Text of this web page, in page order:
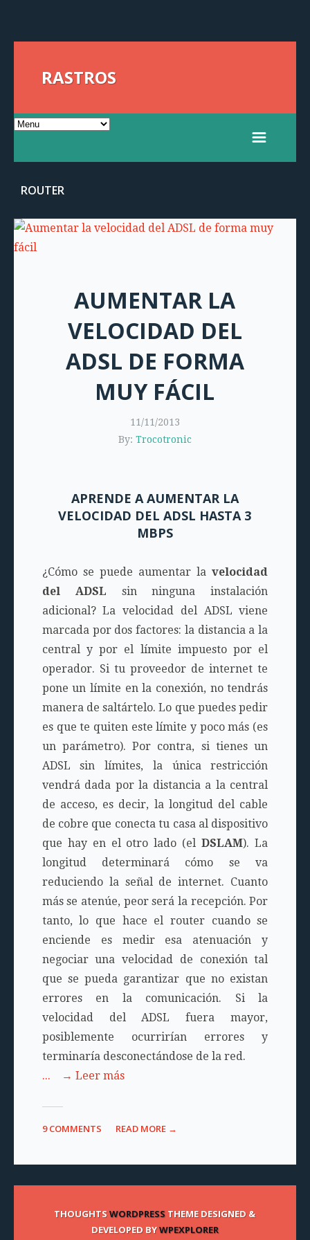
RASTROS
ROUTER
AUMENTAR LA
VELOCIDAD DEL
ADSL DE FORMA
MUY FÁCIL
11/11/2013
By: Trocotronic
APRENDE A AUMENTAR LA
VELOCIDAD DEL ADSL HASTA 3
MBPS
¿Cómo se puede aumentar la velocidad
del ADSL sin ninguna instalación
adicional? La velocidad del ADSL viene
marcada por dos factores: la distancia a la
central y por el límite impuesto por el
operador. Si tu proveedor de internet te
pone un límite en la conexión, no tendrás
manera de saltártelo. Lo que puedes pedir
es que te quiten este límite y poco más (es
un parámetro). Por contra, si tienes un
ADSL sin límites, la única restricción
vendrá dada por la distancia a la central
de acceso, es decir, la longitud del cable
de cobre que conecta tu casa al dispositivo
que hay en el otro lado (elDSLAM). La
longitud determinará cómo se va
reduciendo la señal de internet. Cuanto
más se atenúe, peor será la recepción. Por
tanto, lo que hace el router cuando se
enciende es medir esa atenuación y
negociar una velocidad de conexión tal
que se pueda garantizar que no existan
errores en la comunicación. Si la
velocidad del ADSL fuera mayor,
posiblemente ocurrirían errores y
terminaría desconectándose de la red.
... → Leer más
9 COMMENTS READ MORE →
THOUGHTSWORDPRESS THEME DESIGNED &
DEVELOPED BYWPEXPLORER